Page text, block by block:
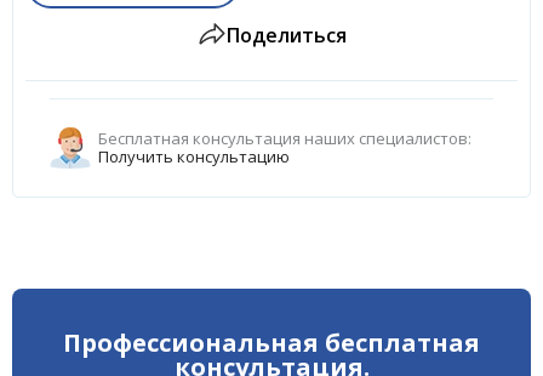
Поделиться
Бесплатная консультация наших специалистов:
Получить консультацию
Профессиональная бесплатная
консультация.